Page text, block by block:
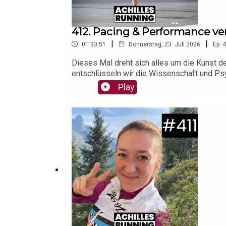
412. Pacing & Performance
01:33:51 | Donnerstag, 23. Juli 2026 | Ep.
Dieses Mal dreht sich alles um die Kunst
entschlüsseln wir die Wissenschaft und
eigenen Körpersignalen zu finden, ist gar
welchen Methoden du dein individuelles
Gibt es ein optimales Pacing?(00:50:20) -
schulen(01:23:25) - Gefühl vs.
schaut doch hier vorbei!Foto: Oliver J.
Play